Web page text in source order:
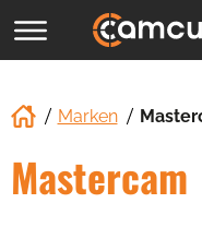
Marken
Mastercam